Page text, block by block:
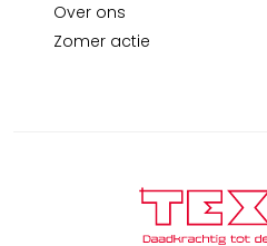
Over ons
Zomer actie